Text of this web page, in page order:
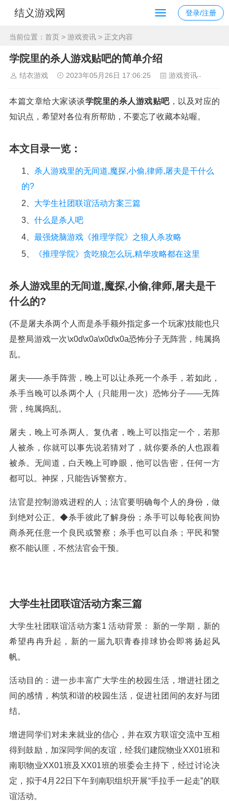
结义游戏网 登录/注册
当前位置： 首页 > 游戏资讯 > 正文内容
学院里的杀人游戏贴吧的简单介绍
结衣游戏 2023年05月26日 17:06:25 游戏资讯
本篇文章给大家谈谈学院里的杀人游戏贴吧，以及对应的
知识点，希望对各位有所帮助，不要忘了收藏本站喔。
本文目录一览：
1、 杀人游戏里的无间道,魔探,小偷,律师,屠夫是干什么
的?
2、 大学生社团联谊活动方案三篇
3、 什么是杀人吧
4、 最强烧脑游戏《推理学院》之狼人杀攻略
5、
《推理学院》贪吃狼怎么玩,精华攻略都在这里
杀人游戏里的无间道,魔探,小偷,律师,屠夫是干
什么的?
(不是屠夫杀两个人而是杀手额外指定多一个玩家)技能也只
是整局游戏一次\x0d\x0a\x0d\x0a恐怖分子无阵营，纯属捣
乱。
屠夫——杀手阵营，晚上可以让杀死一个杀手，若如此，
杀手当晚可以杀两个人（只能用一次）恐怖分子——无阵
营，纯属捣乱。
屠夫，晚上可杀两人。复仇者，晚上可以指定一个，若那
人被杀，你就可以事先说若猜对了，就你要杀的人也跟着
被杀。无间道，白天晚上可睁眼，他可以告密，任何一方
都可以。神探，只能告诉警察方。
法官是控制游戏进程的人；法官要明确每个人的身份，做
到绝对公正。◆杀手彼此了解身份；杀手可以每轮夜间协
商杀死任意一个良民或警察；杀手也可以自杀；平民和警
察不能认匪，不然法官会干预。
大学生社团联谊活动方案三篇
大学生社团联谊活动方案1 活动背景： 新的一学期，新的
希望冉冉升起，新的一届九职青春排球协会即将扬起风
帆。
活动目的：进一步丰富广大学生的校园生活，增进社团之
间的感情，构筑和谐的校园生活，促进社团间的友好与团
结。
增进同学们对未来就业的信心，并在双方联谊交流中互相
得到鼓励，加深同学间的友谊，经我们建院物业XX01班和
南职物业XX01班及XX01班的班委会主持下，经过讨论决
定，拟于4月22日下午到南职组织开展“手拉手一起走”的联
谊活动。